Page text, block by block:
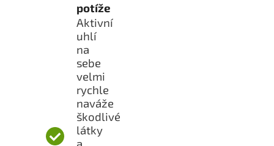
potíže
Aktivní
uhlí
na
sebe
velmi
rychle
naváže
škodlivé
látky